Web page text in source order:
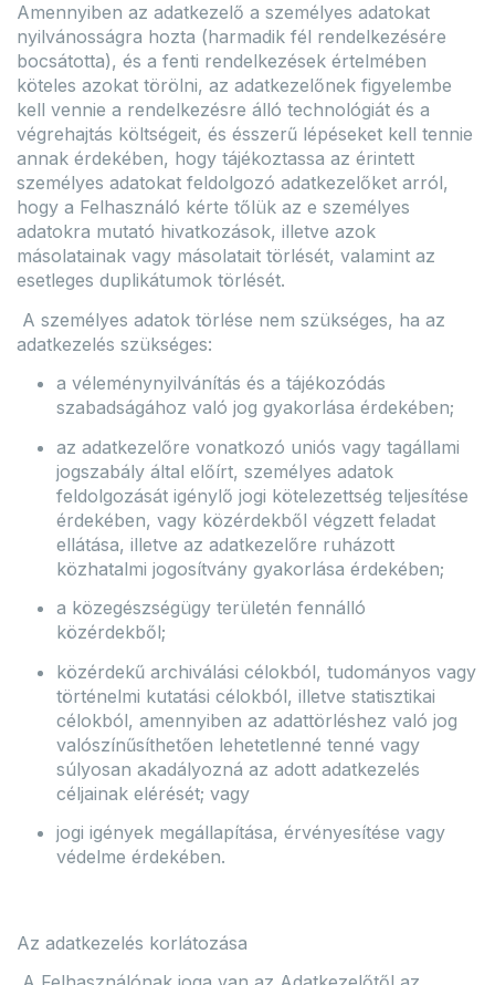
Amennyiben az adatkezelő a személyes adatokat
nyilvánosságra hozta (harmadik fél rendelkezésére
bocsátotta), és a fenti rendelkezések értelmében
köteles azokat törölni, az adatkezelőnek figyelembe
kell vennie a rendelkezésre álló technológiát és a
végrehajtás költségeit, és ésszerű lépéseket kell tennie
annak érdekében, hogy tájékoztassa az érintett
személyes adatokat feldolgozó adatkezelőket arról,
hogy a Felhasználó kérte tőlük az e személyes
adatokra mutató hivatkozások, illetve azok
másolatainak vagy másolatait törlését, valamint az
esetleges duplikátumok törlését.
A személyes adatok törlése nem szükséges, ha az
adatkezelés szükséges:
a véleménynyilvánítás és a tájékozódás
szabadságához való jog gyakorlása érdekében;
az adatkezelőre vonatkozó uniós vagy tagállami
jogszabály által előírt, személyes adatok
feldolgozását igénylő jogi kötelezettség teljesítése
érdekében, vagy közérdekből végzett feladat
ellátása, illetve az adatkezelőre ruházott
közhatalmi jogosítvány gyakorlása érdekében;
a közegészségügy területén fennálló
közérdekből;
közérdekű archiválási célokból, tudományos vagy
történelmi kutatási célokból, illetve statisztikai
célokból, amennyiben az adattörléshez való jog
valószínűsíthetően lehetetlenné tenné vagy
súlyosan akadályozná az adott adatkezelés
céljainak elérését; vagy
jogi igények megállapítása, érvényesítése vagy
védelme érdekében.
Az adatkezelés korlátozása